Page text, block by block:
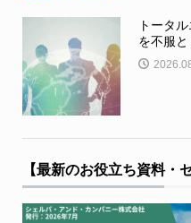
トータ
を不服
【最新のお役立ち資料・